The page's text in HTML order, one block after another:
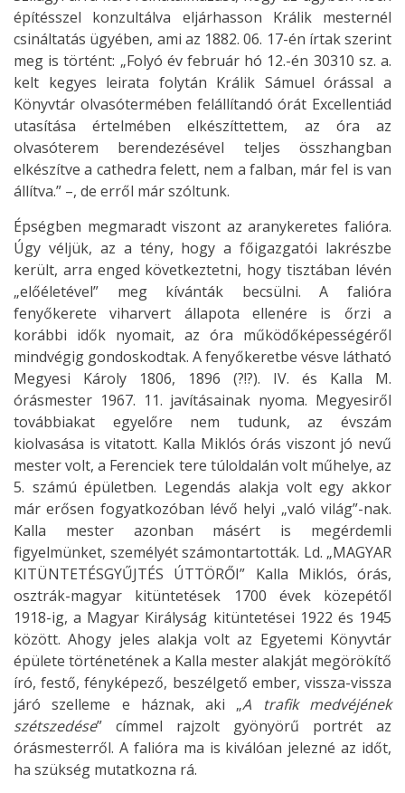
építésszel konzultálva eljárhasson Králik mesternél
csináltatás ügyében, ami az 1882. 06. 17-én írtak szerint
meg is történt: „Folyó év február hó 12.-én 30310 sz. a.
kelt kegyes leirata folytán Králik Sámuel órással a
Könyvtár olvasótermében felállítandó órát Excellentiád
utasítása értelmében elkészíttettem, az óra az
olvasóterem berendezésével teljes összhangban
elkészítve a cathedra felett, nem a falban, már fel is van
állítva.” –, de erről már szóltunk.
Épségben megmaradt viszont az aranykeretes falióra.
Úgy véljük, az a tény, hogy a főigazgatói lakrészbe
került, arra enged következtetni, hogy tisztában lévén
„előéletével” meg kívánták becsülni. A falióra
fenyőkerete viharvert állapota ellenére is őrzi a
korábbi idők nyomait, az óra működőképességéről
mindvégig gondoskodtak. A fenyőkeretbe vésve látható
Megyesi Károly 1806, 1896 (?!?). IV. és Kalla M.
órásmester 1967. 11. javításainak nyoma. Megyesiről
továbbiakat egyelőre nem tudunk, az évszám
kiolvasása is vitatott. Kalla Miklós órás viszont jó nevű
mester volt, a Ferenciek tere túloldalán volt műhelye, az
5. számú épületben. Legendás alakja volt egy akkor
már erősen fogyatkozóban lévő helyi „való világ”-nak.
Kalla mester azonban másért is megérdemli
figyelmünket, személyét számontartották. Ld. „MAGYAR
KITÜNTETÉSGYŰJTÉS ÚTTÖRŐI” Kalla Miklós, órás,
osztrák-magyar kitüntetések 1700 évek közepétől
1918-ig, a Magyar Királyság kitünteté­sei 1922 és 1945
között. Ahogy jeles alakja volt az Egyetemi Könyvtár
épülete történetének a Kalla mester alakját megörökítő
író, festő, fényképező, beszélgető ember, vissza-vissza
járó szelleme e háznak, aki „A trafik medvéjének
szétszedése” címmel rajzolt gyönyörű portrét az
órásmesterről. A falióra ma is kiválóan jelezné az időt,
ha szükség mutatkozna rá.